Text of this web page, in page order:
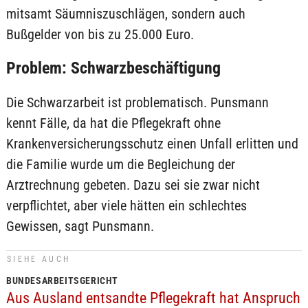
mitsamt Säumniszuschlägen, sondern auch
Bußgelder von bis zu 25.000 Euro.
Problem: Schwarzbeschäftigung
Die Schwarzarbeit ist problematisch. Punsmann
kennt Fälle, da hat die Pflegekraft ohne
Krankenversicherungsschutz einen Unfall erlitten und
die Familie wurde um die Begleichung der
Arztrechnung gebeten. Dazu sei sie zwar nicht
verpflichtet, aber viele hätten ein schlechtes
Gewissen, sagt Punsmann.
SIEHE AUCH
BUNDESARBEITSGERICHT
Aus Ausland entsandte Pflegekraft hat Anspruch